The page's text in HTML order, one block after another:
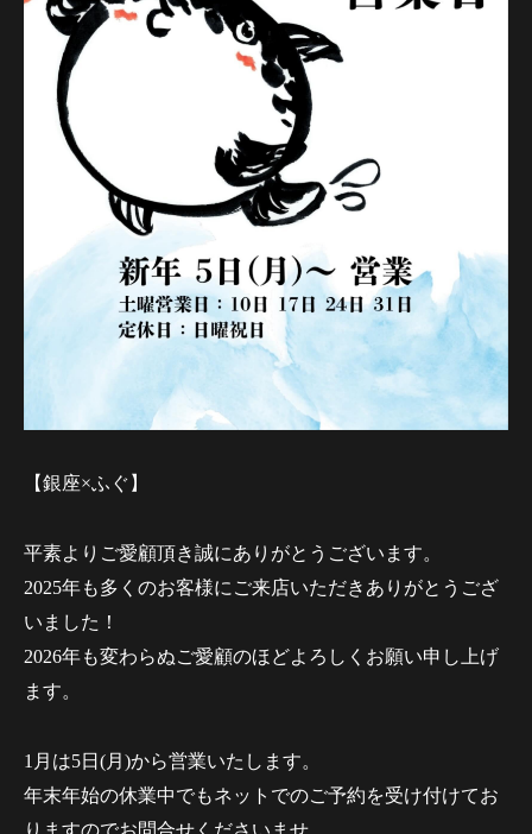
【銀座×ふぐ】
平素よりご愛顧頂き誠にありがとうございます。
2025年も多くのお客様にご来店いただきありがとうござ
いました！
2026年も変わらぬご愛顧のほどよろしくお願い申し上げ
ます。
1月は5日(月)から営業いたします。
年末年始の休業中でもネットでのご予約を受け付けてお
りますのでお問合せくださいませ。